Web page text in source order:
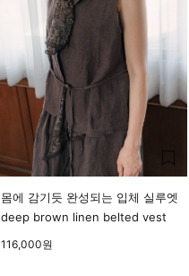
몸에 감기듯 완성되는 입체 실루엣
deep brown linen belted vest
116,000원